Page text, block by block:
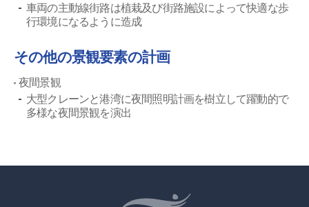
車両の主動線街路は植栽及び街路施設によって快適な歩
行環境になるように造成
その他の景観要素の計画
夜間景観
大型クレーンと港湾に夜間照明計画を樹立して躍動的で
多様な夜間景観を演出